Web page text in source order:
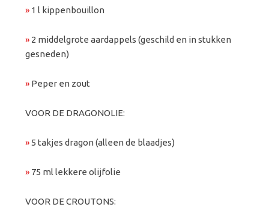
» 1 l kippenbouillon
» 2 middelgrote aardappels (geschild en in stukken
gesneden)
» Peper en zout
VOOR DE DRAGONOLIE:
» 5 takjes dragon (alleen de blaadjes)
» 75 ml lekkere olijfolie
VOOR DE CROUTONS: